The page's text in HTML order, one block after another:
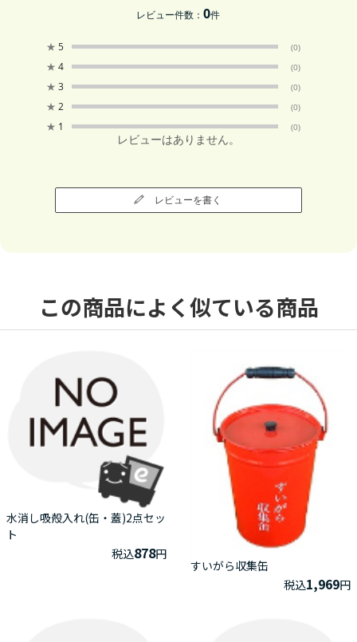
レビュー件数：0件
★ 5 (0)
★ 4 (0)
★ 3 (0)
★ 2 (0)
★ 1 (0)
レビューはありません。
レビューを書く
この商品によく似ている商品
水消し吸殻入れ(缶・蓋)2点セッ
ト
税込878円
すいがら収集缶
税込1,969円